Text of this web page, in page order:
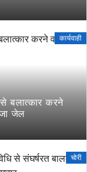
कार्यवाही
कार्यवाही
से बलात्कार करने
जेल
चोरी